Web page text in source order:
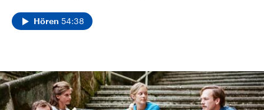
Hören 54:38